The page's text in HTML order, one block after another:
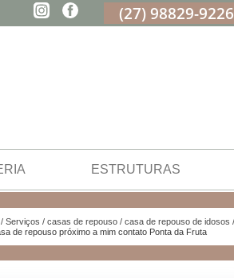
(27) 98829-9226
ESTRUTURAS
Serviços casas de repouso
casa de repouso de idosos
de repouso próximo a mim contato Ponta da Fruta